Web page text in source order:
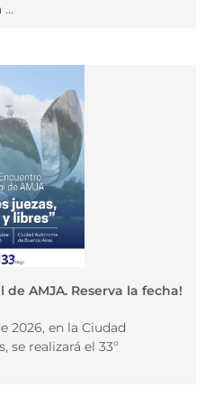
…
AMJA. Reserva la fecha!
2026, en la Ciudad
se realizará el 33º